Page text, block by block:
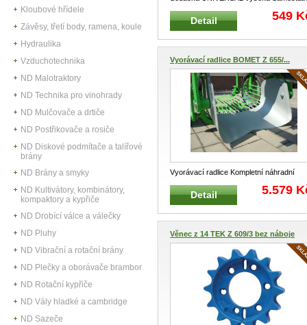
Kloubové hřídele
Závěsy, třetí body, ramena, koule
Hydraulika
Vzduchotechnika
ND Malotraktory
ND Technika pro vinohrady
ND Mulčovače a drtiče
ND Postřikovače a rosiče
ND Diskové podmítače a talířové
brány
ND Brány a smyky
ND Kultivátory, kombinátory,
kompaktory a kypřiče
ND Drobící válce a válečky
ND Pluhy
ND Vibrační a rotační brány
ND Plečky a oborávače brambor
ND Rotační kypřiče
ND Vály hladké a cambridge
ND Sazeče
plastová sedačka s vysokým opěrad
Detail 549
Vyorávací radlice BOMET Z 655/...
Vyorávací radlice Kompletní náhradní
vyorávací radlice Pro vyorávač
Detail 5.579
Věnec z 14 TEK Z 609/3 bez náboje